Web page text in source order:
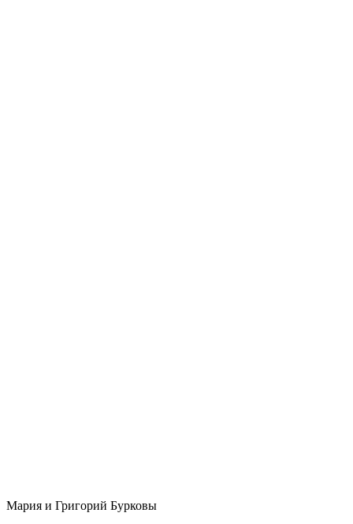
Мария и Григорий Бурковы